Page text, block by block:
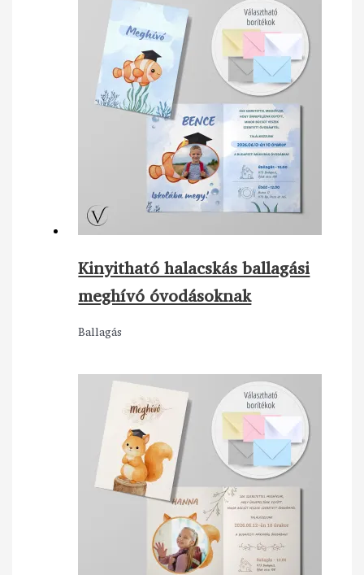
Kinyitható halacskás ballagási
meghívó óvodásoknak
Ballagás